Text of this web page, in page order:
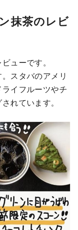
抹茶のレビ
ューです。
スタバのアメリ
イフルーツやチ
れています。